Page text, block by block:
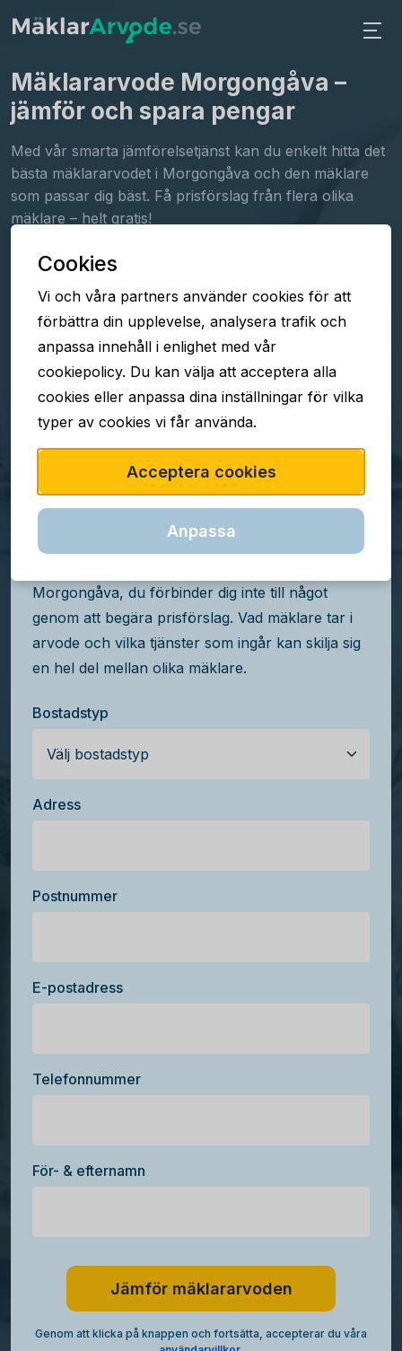
Mäklararvode Morgongåva –
jämför och spara pengar
Med vår smarta jämförelsetjänst kan du enkelt hitta det
bästa mäklararvodet i Morgongåva och den mäklare
som passar dig bäst. Få prisförslag från flera olika
mäklare – helt gratis!
Fyll i formuläret
Jämför arvoden
Välj mäklare
TJÄNSTEN ÄR GRATIS
Jämför mäklararvoden i
Morgongåva
Morgongåva, du förbinder dig inte till något
genom att begära prisförslag. Vad mäklare tar i
arvode och vilka tjänster som ingår kan skilja sig
en hel del mellan olika mäklare.
Bostadstyp
Adress
Postnummer
E-postadress
Telefonnummer
För- & efternamn
Jämför mäklararvoden
Genom att klicka på knappen och fortsätta, accepterar du våra
Cookies
Vi och våra partners använder cookies för att
förbättra din upplevelse, analysera trafik och
anpassa innehåll i enlighet med vår
cookiepolicy. Du kan välja att acceptera alla
cookies eller anpassa dina inställningar för vilka
typer av cookies vi får använda.
Acceptera cookies
Anpassa